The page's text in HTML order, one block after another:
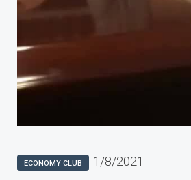
ECONOMY CLUB 1/8/2021